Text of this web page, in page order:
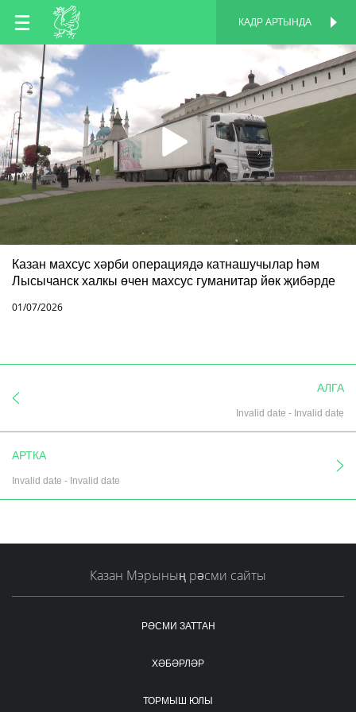
TT
RU
КАДР АРТЫНДА
Казан махсус хәрби операциядә катнашучылар һәм
Лысычанск халкы өчен махсус гуманитар йөк җибәрде
01/07/2026
АЛГА
Invalid date - Invalid date
АРТКА
Invalid date - Invalid date
Казан Мэрының рәсми сайты
РӘСМИ ЗАТТАН
ХӘБӘРЛӘР
ТОРМЫШ ЮЛЫ
КАДР АРТЫНДА